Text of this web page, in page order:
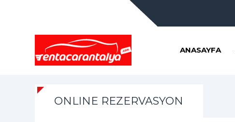
ANASAYFA
ONLINE REZERVASYON